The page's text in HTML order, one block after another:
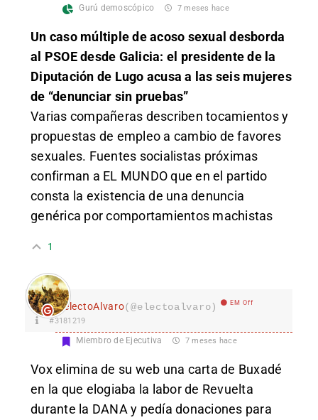
Gurú demoscópico 7 meses hace
Un caso múltiple de acoso sexual desborda
al PSOE desde Galicia: el presidente de la
Diputación de Lugo acusa a las seis mujeres
de “denunciar sin pruebas”
Varias compañeras describen tocamientos y
propuestas de empleo a cambio de favores
sexuales. Fuentes socialistas próximas
confirman a EL MUNDO que en el partido
consta la existencia de una denuncia
genérica por comportamientos machistas
1
electoAlvaro(@electoalvaro) EM Off
#3181219
Miembro de Ejecutiva 7 meses hace
Vox elimina de su web una carta de Buxadé
en la que elogiaba la labor de Revuelta
durante la DANA y pedía donaciones para